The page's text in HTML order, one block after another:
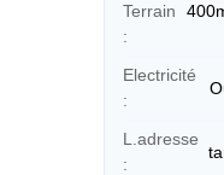
Terrain
:
Electricité
:
L.adresse
: